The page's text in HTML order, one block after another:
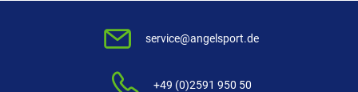
service@angelsport.de
+49 (0)2591 950 50